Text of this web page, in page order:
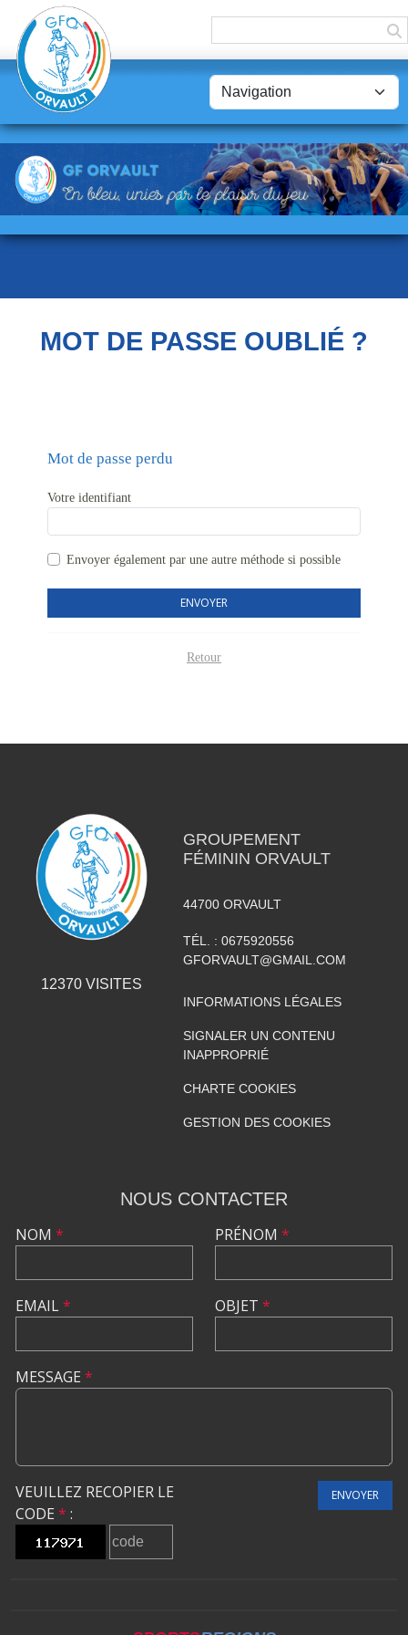
MOT DE PASSE OUBLIÉ ?
Mot de passe perdu
Votre identifiant
Envoyer également par une autre méthode si possible
ENVOYER
Retour
12370VISITES
GROUPEMENT
FÉMININ ORVAULT
44700 ORVAULT
TÉL. : 0675920556
GFORVAULT@GMAIL.COM
INFORMATIONS LÉGALES
SIGNALER UN CONTENU
INAPPROPRIÉ
CHARTE COOKIES
GESTION DES COOKIES
NOUS CONTACTER
NOM *
EMAIL*
PRÉNOM *
OBJET *
MESSAGE *
VEUILLEZ RECOPIER LE
CODE * :
ENVOYER
Panneau de gestion des cookies